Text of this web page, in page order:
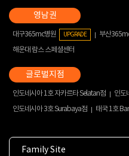
대구365mc병원 UPGRADE 부산
해운대 람스 스페셜센터
인도네시아 1호 자카르타 Selatan점
인도
인도네시아 3호 Surabaya점
태국 1호
Family Site